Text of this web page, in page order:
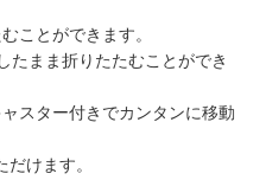
ことができます。
たまま折りたたむことができ
スター付きでカンタンに移動
けます。